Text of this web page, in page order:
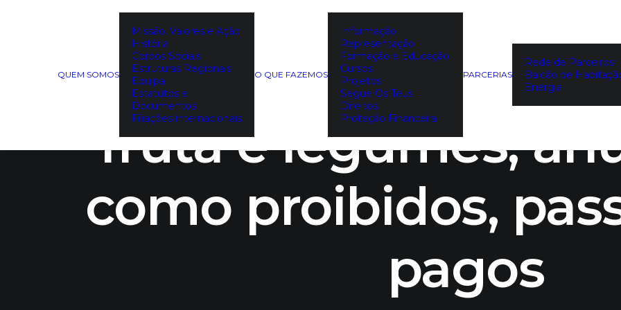
QUEM SOMOS
Missão, Valores e Ação
História
Corpos Sociais
Estruturas Regionais
Equipa
Estatutos e
Documentos
Filiações internacionais
O QUE FAZEMOS
Informação
Representação
Formação e Educação
Cursos
Projetos
Segue Os Teus
Direitos
Proteção Financeira
PARCERIAS
Rede de Parceiros
Balcão de
Energia
Sacos de plástico
fruta e legumes,
como proibidos,
pagos